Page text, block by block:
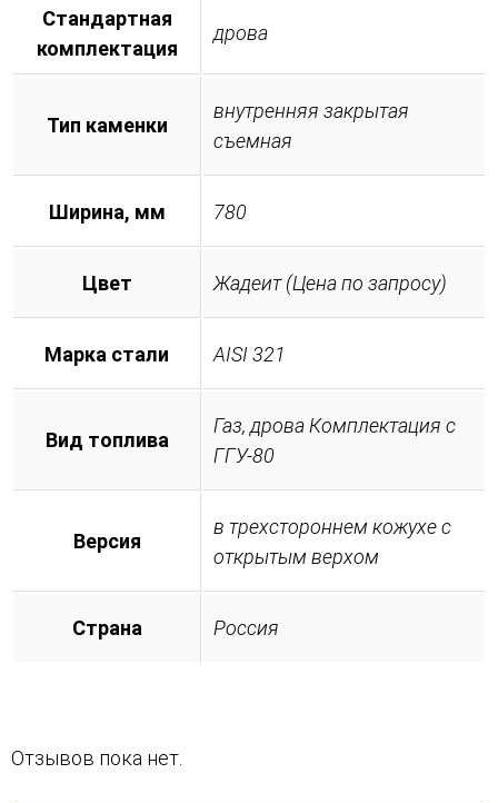
Стандартная
комплектация
дрова
Тип каменки
внутренняя закрытая
съемная
Ширина, мм 780
Цвет Жадеит (Цена по запросу)
Марка стали AISI 321
Вид топлива
Газ, дрова Комплектация с
ГГУ-80
Версия
в трехстороннем кожухе с
открытым верхом
Страна Россия
Отзывов пока нет.